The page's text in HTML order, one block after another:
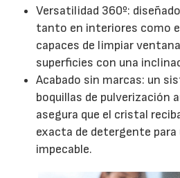
Versatilidad 360º:
tanto en interiores como
capaces de limpiar
superficies con una
Acabado sin marcas: un
boquillas de pulverización
asegura que el cristal
exacta de detergente para
impecable.